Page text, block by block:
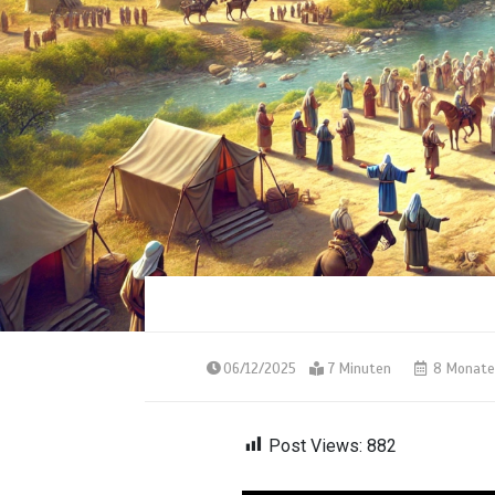
06/12/2025 7 Minuten 8
Post Views: 882